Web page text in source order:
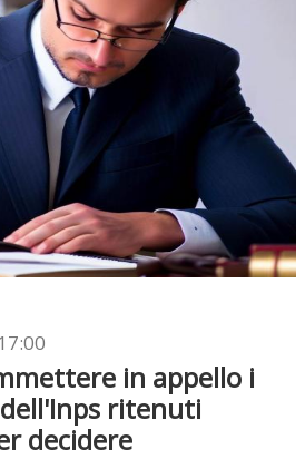
in appello i
ritenuti
decidere